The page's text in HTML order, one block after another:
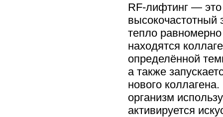
RF-лифтинг — это
высокочастотный
тепло
находятся
определённой
а также
нового
организм
активируется